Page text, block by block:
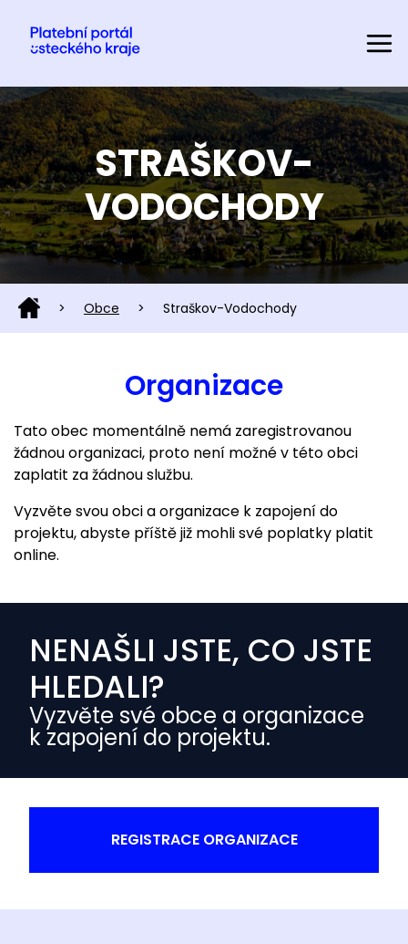
STRAŠKOV-
VODOCHODY
> Obce > Straškov-Vodochody
Organizace
Tato obec momentálně nemá zaregistrovanou
žádnou organizaci, proto není možné v této obci
zaplatit za žádnou službu.
Vyzvěte svou obci a organizace k zapojení do
projektu, abyste příště již mohli své poplatky platit
online.
NENAŠLI JSTE, CO JSTE
HLEDALI?
Vyzvěte své obce a organizace
k zapojení do projektu.
REGISTRACE ORGANIZACE